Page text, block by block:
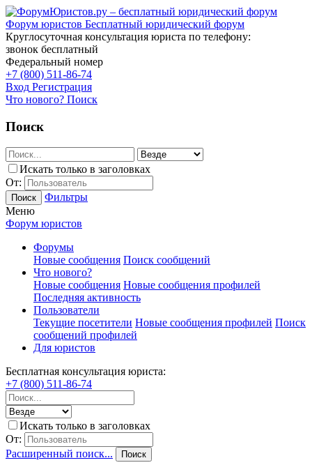
Форум юристов Бесплатный юридический форум
Круглосуточная консультация юриста по телефону:
звонок бесплатный
Федеральный номер
+7 (800) 511-86-74
Вход Регистрация
Что нового? Поиск
Поиск
Искать только в заголовках
От:
Поиск
Фильтры
Меню
Форум юристов
Форумы
Новые сообщения Поиск сообщений
Что нового?
Новые сообщения Новые сообщения профилей
Последняя активность
Пользователи
Текущие посетители Новые сообщения профилей Поиск
сообщений профилей
Для юристов
Бесплатная консультация юриста:
+7 (800) 511-86-74
Искать только в заголовках
От:
Расширенный поиск...
Поиск